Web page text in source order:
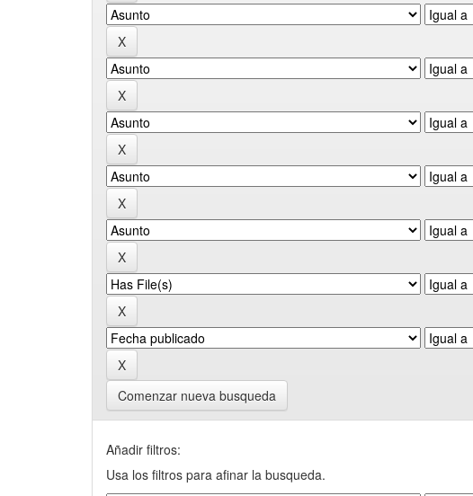
Comenzar nueva busqueda
Añadir filtros:
Usa los filtros para afinar la busqueda.